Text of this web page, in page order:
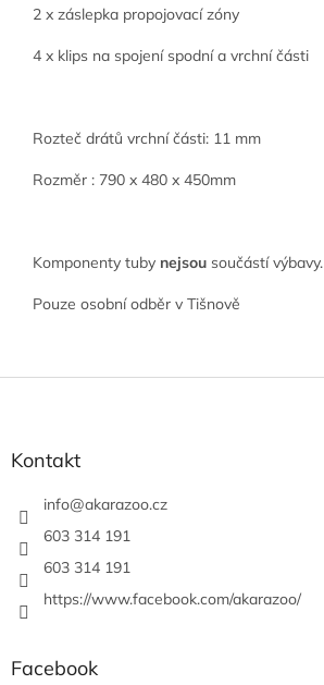
2 x záslepka propojovací zóny
4 x klips na spojení spodní a vrchní části
Rozteč drátů vrchní části: 11 mm
Rozměr : 790 x 480 x 450mm
Komponenty tuby nejsou součástí výbavy.
Pouze osobní odběr v Tišnově
Kontakt
info@akarazoo.cz
603 314 191
603 314 191
https://www.facebook.com/akarazoo/
Facebook